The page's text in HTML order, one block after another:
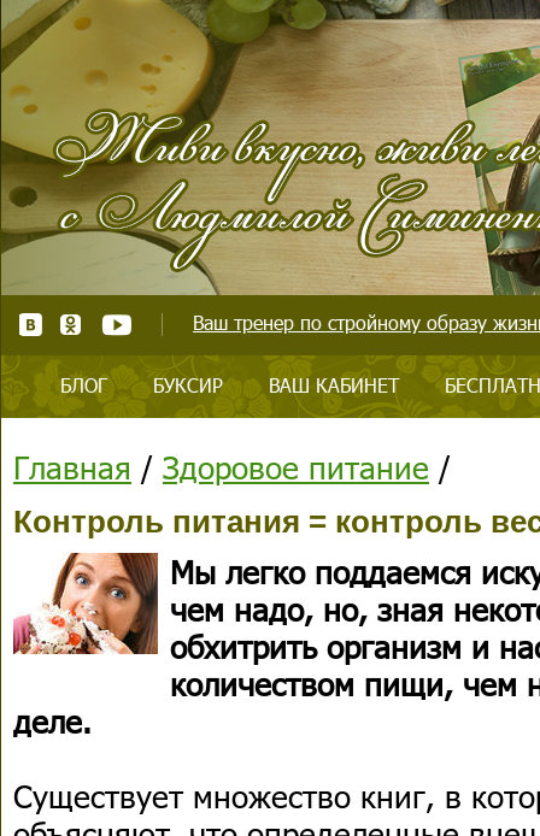
Ваш тренер по стройному образу
БЛОГ БУКСИР ВАШ КАБИНЕТ
Главная / Здоровое питание /
Контроль питания = контроль
Мы легко поддаемся
чем надо, но, зная
обхитрить организм и
количеством пищи, чем
деле.
Существует множество книг, в